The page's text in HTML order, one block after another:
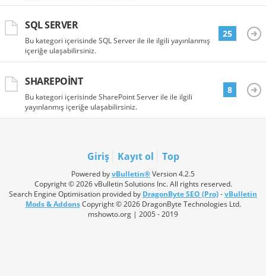
SQL SERVER
Bu kategori içerisinde SQL Server ile ile ilgili yayınlanmış
içeriğe ulaşabilirsiniz.
25
SHAREPOINT
Bu kategori içerisinde SharePoint Server ile ile ilgili
yayınlanmış içeriğe ulaşabilirsiniz.
8
Giriş Kayıt ol Top
Powered byvBulletin®Version 4.2.5
Copyright © 2026 vBulletin Solutions Inc. All rights reserved.
Search Engine Optimisation provided by DragonByte SEO (Pro)-vBulletin
Mods & AddonsCopyright © 2026 DragonByte Technologies Ltd.
mshowto.org | 2005 - 2019